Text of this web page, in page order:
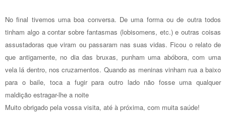
No final tivemos uma boa conversa. De uma forma ou de outra todos
tinham algo a contar sobre fantasmas (lobisomens, etc.) e outras coisas
assustadoras que viram ou passaram nas suas vidas. Ficou o relato de
que antigamente, no dia das bruxas, punham uma abóbora, com uma
vela lá dentro, nos cruzamentos. Quando as meninas vinham rua a baixo
para o baile, toca a fugir para outro lado não fosse uma qualquer
maldição estragar-lhe a noite
Muito obrigado pela vossa visita, até à próxima, com muita saúde!